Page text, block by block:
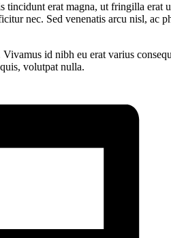
erat magna, ut fringilla erat
nec. Sed venenatis arcu nisl, ac
id nibh eu erat varius
volutpat nulla.